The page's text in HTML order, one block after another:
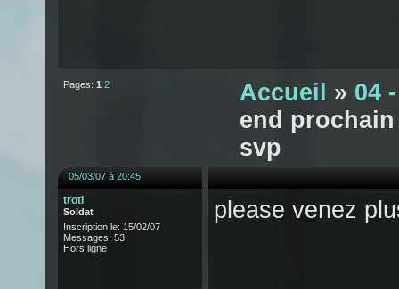
Pages: 1 2 Accueil » 04
end
svp
05/03/07 à 20:45
troti
Soldat
Inscription le: 15/02/07
Messages: 53
Hors ligne
please venez